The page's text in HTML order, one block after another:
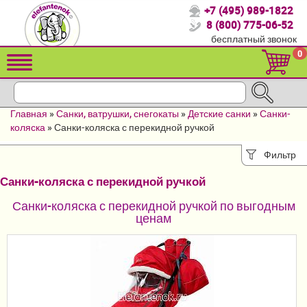
Спасибо, что выбрали нас!
Распродажа!
Детские коляски
Кроватки для новорожденных
Детский транспорт
Летние товары
Конверты, муфты
Постельные принадлежности
+7 (495) 989-1822
8 (800) 775-06-52
бесплатный звонок
0
Главная »Санки, ватрушки, снегокаты »Детские санки »Санки-
коляска »Санки-коляска с перекидной ручкой
Фильтр
Санки-коляска с перекидной ручкой
Санки-коляска с перекидной ручкой по выгодным
ценам